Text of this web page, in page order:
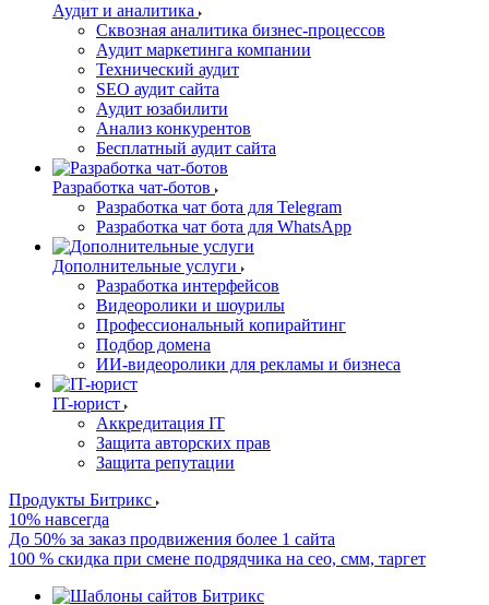
Аудит и аналитика
Сквозная аналитика бизнес-процессов
Аудит маркетинга компании
Технический аудит
SEO аудит сайта
Аудит юзабилити
Анализ конкурентов
Бесплатный аудит сайта
Разработка чат-ботов
Разработка чат бота для Telegram
Разработка чат бота для WhatsApp
Дополнительные услуги
Разработка интерфейсов
Видеоролики и шоурилы
Профессиональный копирайтинг
Подбор домена
ИИ-видеоролики для рекламы и бизнеса
IT-юрист
Аккредитация IT
Защита авторских прав
Защита репутации
Продукты Битрикс
10% навсегда
До 50% за заказ продвижения более 1 сайта
100 % скидка при смене подрядчика на сео, смм, таргет